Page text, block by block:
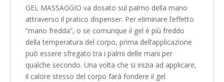
GEL MASSAGGIO va dosato sul palmo della mano
attraverso il pratico dispenser. Per eliminare l’effetto
“mano fredda”, o se comunque il gel è più freddo
della temperatura del corpo, prima dell’applicazione
può essere sfregato tra i palmi delle mani per
qualche secondo. Una volta che si inizia ad applicare,
il calore stesso del corpo farà fondere il gel